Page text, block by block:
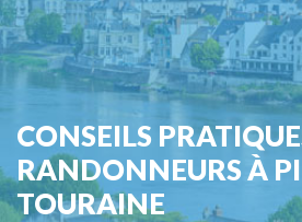
CONSEILS
RANDONNEURS À
TOURAINE